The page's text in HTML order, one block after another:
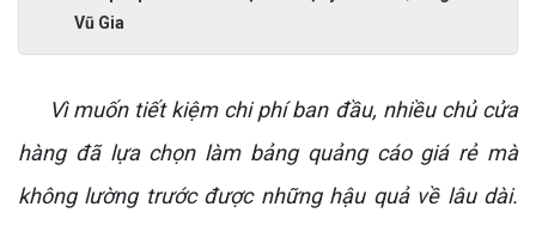
Vũ Gia
Vì muốn tiết kiệm chi phí ban đầu, nhiều chủ cửa
hàng đã lựa chọn làm bảng quảng cáo giá rẻ mà
không lường trước được những hậu quả về lâu dài.